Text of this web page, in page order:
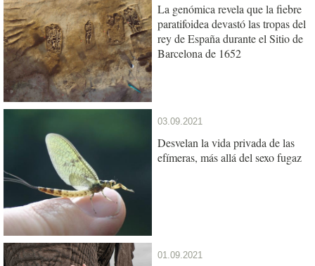
La genómica revela que la fiebre
paratifoidea devastó las tropas del
rey de España durante el Sitio de
Barcelona de 1652
03.09.2021
Desvelan la vida privada de las
efímeras, más allá del sexo fugaz
01.09.2021